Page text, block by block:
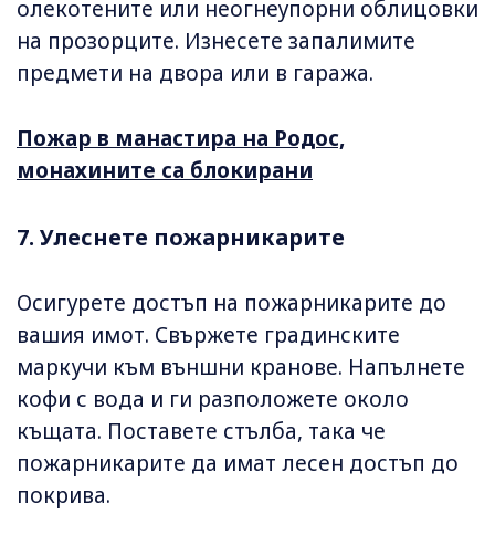
олекотените или неогнеупорни облицовки
на прозорците. Изнесете запалимите
предмети на двора или в гаража.
Пожар в манастира на Родос,
монахините са блокирани
7. Улеснете пожарникарите
Осигурете достъп на пожарникарите до
вашия имот. Свържете градинските
маркучи към външни кранове. Напълнете
кофи с вода и ги разположете около
къщата. Поставете стълба, така че
пожарникарите да имат лесен достъп до
покрива.